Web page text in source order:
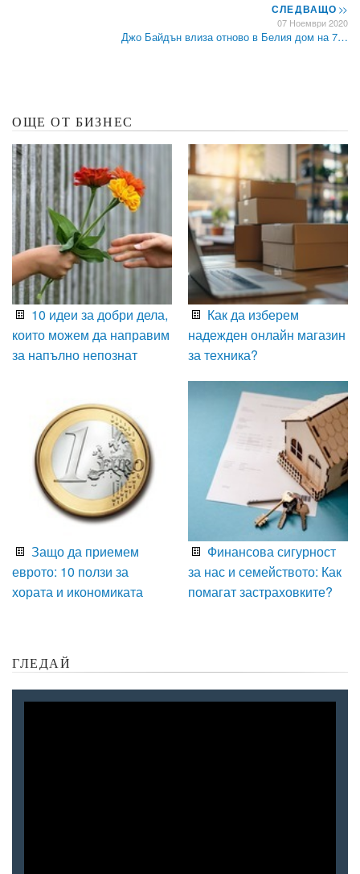
СЛЕДВАЩО>>
07 Ноември 2020
Джо Байдън влиза отново в Белия дом на 7…
ОЩЕ ОТ БИЗНЕС
10 идеи за добри дела,
които можем да направим
за напълно непознат
Как да изберем
надежден онлайн магазин
за техника?
Защо да приемем
еврото: 10 ползи за
хората и икономиката
Финансова сигурност
за нас и семейството: Как
помагат застраховките?
ГЛЕДАЙ